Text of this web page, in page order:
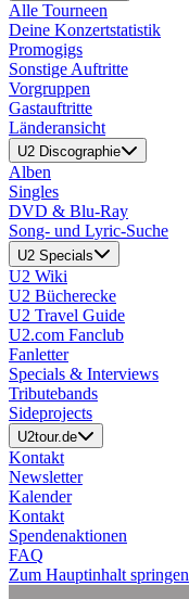
Alle Tourneen
Deine Konzertstatistik
Promogigs
Sonstige Auftritte
Vorgruppen
Gastauftritte
Länderansicht
U2 Discographie
Alben
Singles
DVD & Blu-Ray
Song- und Lyric-Suche
U2 Specials
U2 Wiki
U2 Bücherecke
U2 Travel Guide
U2.com Fanclub
Fanletter
Specials & Interviews
Tributebands
Sideprojects
U2tour.de
Kontakt
Newsletter
Kalender
Kontakt
Spendenaktionen
FAQ
Zum Hauptinhalt springen